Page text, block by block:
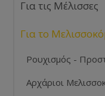
Για τις Μέλισσες
Για το
Ρουχισμός -
Αρχάριοι